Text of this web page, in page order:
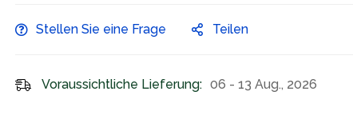
Stellen Sie eine Frage Teilen
Voraussichtliche Lieferung: 06 - 13 Aug., 2026